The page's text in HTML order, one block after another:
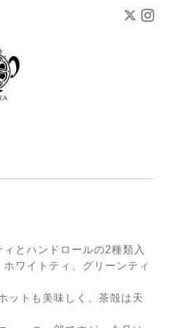
とハンドロールの2種類入
ワイトティ、グリーンティ
ットも美味しく、茶殻は天